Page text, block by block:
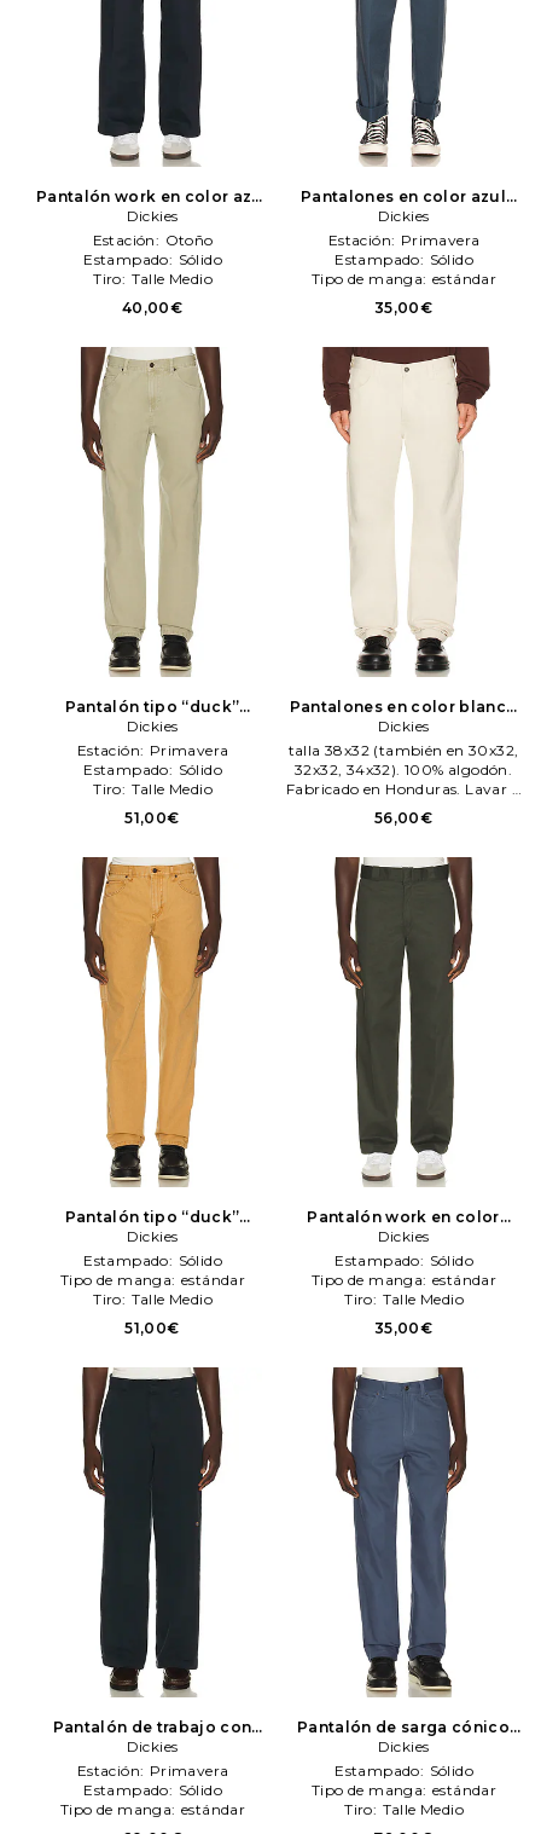
Pantalón work en color azul
Dickies
Dickies
Estación: Otoño
Estampado: Sólido
Tiro: Talle Medio
40,00€
Pantalones en color azul
Dickies
Dickies
Estación: Primavera
Estampado: Sólido
Tipo de manga: estándar
35,00€
Pantalón tipo “duck”
relaxed carpenter en color
gris Dickies
Dickies
Estación: Primavera
Estampado: Sólido
Tiro: Talle Medio
51,00€
Pantalones en color blanco
Dickies
Dickies
talla 38x32 (también en 30x32,
32x32, 34x32). 100% algodón.
Fabricado en Honduras. Lavar a
máqueN/A. Mosca de
cremallera con cierre de botón.
Doble bolsillo de parche trasero.
Detalle de presilla para
martilloBolsillos traseros en las
pierN/As. DKEF-MP6. A861G.
56,00€
Pantalón tipo “duck”
relaxed carpenter en color
marrón Dickies
Dickies
Estampado: Sólido
Tipo de manga: estándar
Tiro: Talle Medio
51,00€
Pantalón work en color
verde Dickies
Dickies
Estampado: Sólido
Tipo de manga: estándar
Tiro: Talle Medio
35,00€
Pantalón de trabajo con
refuerzo en las rodillas worn
en en color azul mareno
Dickies
Dickies
Estación: Primavera
Estampado: Sólido
Tipo de manga: estándar
Pantalón de sarga cónico
wellsville en color roca
Dickies
Dickies
Estampado: Sólido
Tipo de manga: estándar
Tiro: Talle Medio